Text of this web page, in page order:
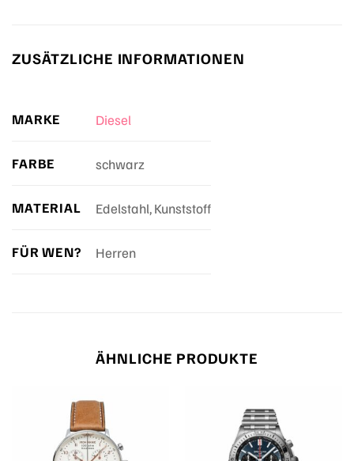
ZUSÄTZLICHE INFORMATIONEN
MARKE Diesel
FARBE schwarz
MATERIAL Edelstahl, Kunststoff
FÜR WEN? Herren
ÄHNLICHE PRODUKTE